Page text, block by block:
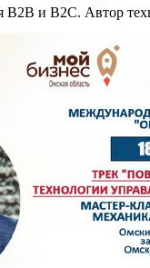
B2B и B2C. Автор